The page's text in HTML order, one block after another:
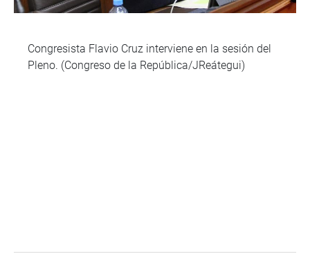
Congresista Flavio Cruz interviene en la sesión del
Pleno. (Congreso de la República/JReátegui)